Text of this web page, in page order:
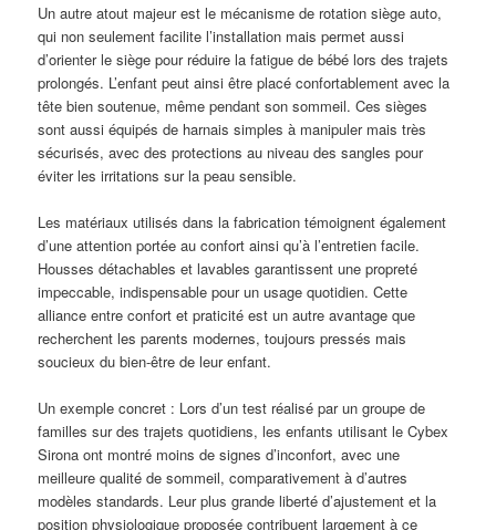
Un autre atout majeur est le mécanisme de rotation siège auto,
qui non seulement facilite l’installation mais permet aussi
d’orienter le siège pour réduire la fatigue de bébé lors des trajets
prolongés. L’enfant peut ainsi être placé confortablement avec la
tête bien soutenue, même pendant son sommeil. Ces sièges
sont aussi équipés de harnais simples à manipuler mais très
sécurisés, avec des protections au niveau des sangles pour
éviter les irritations sur la peau sensible.
Les matériaux utilisés dans la fabrication témoignent également
d’une attention portée au confort ainsi qu’à l’entretien facile.
Housses détachables et lavables garantissent une propreté
impeccable, indispensable pour un usage quotidien. Cette
alliance entre confort et praticité est un autre avantage que
recherchent les parents modernes, toujours pressés mais
soucieux du bien-être de leur enfant.
Un exemple concret : Lors d’un test réalisé par un groupe de
familles sur des trajets quotidiens, les enfants utilisant le Cybex
Sirona ont montré moins de signes d’inconfort, avec une
meilleure qualité de sommeil, comparativement à d’autres
modèles standards. Leur plus grande liberté d’ajustement et la
position physiologique proposée contribuent largement à ce